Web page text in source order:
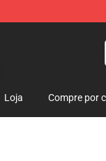
Loja Compre por